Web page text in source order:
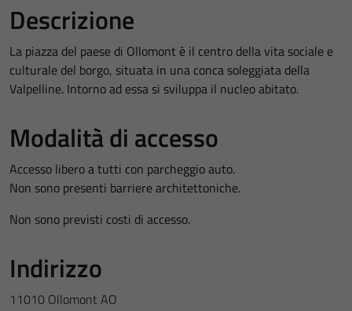
Descrizione
La piazza del paese di Ollomont è il centro della vita sociale e
culturale del borgo, situata in una conca soleggiata della
Valpelline. Intorno ad essa si sviluppa il nucleo abitato.
Modalità di accesso
Accesso libero a tutti con parcheggio auto.
Non sono presenti barriere architettoniche.
Non sono previsti costi di accesso.
Indirizzo
11010 Ollomont AO